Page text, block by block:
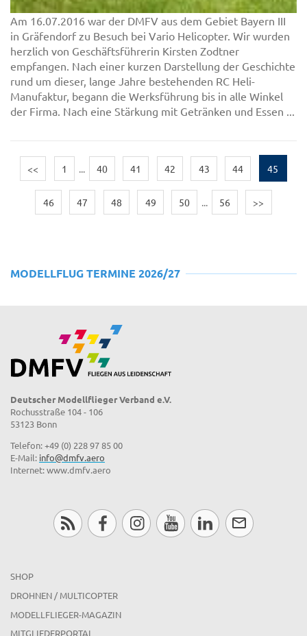
Am 16.07.2016 war der DMFV aus dem Gebiet Bayern III
in Gräfendorf zu Besuch bei Vario Helicopter. Wir wurden
herzlich von Geschäftsführerin Kirsten Zodtner
empfangen. Nach einer kurzen Darstellung der Geschichte
rund um dieser, lange Jahre bestehenden RC Heli-
Manufaktur, begann die Werksführung bis in alle Winkel
der Firma. Nach eine Stärkung mit Getränken und Essen ...
<< 1 ... 40 41 42 43 44 45
46 47 48 49 50 ... 56 >>
MODELLFLUG TERMINE 2026/27
Deutscher Modellflieger Verband e.V.
Rochusstraße 104 - 106
53123 Bonn
Telefon: +49 (0) 228 97 85 00
E-Mail: info@dmfv.aero
Internet: www.dmfv.aero
SHOP
DROHNEN / MULTICOPTER
MODELLFLIEGER-MAGAZIN
MITGLIEDERPORTAL